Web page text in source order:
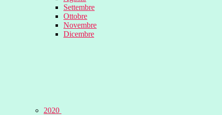
Settembre
Ottobre
Novembre
Dicembre
2020